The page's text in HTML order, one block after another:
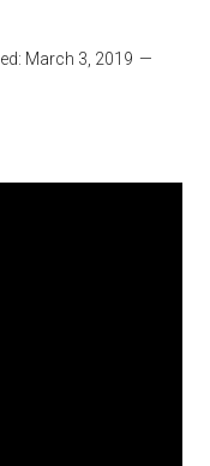
March 3, 2019